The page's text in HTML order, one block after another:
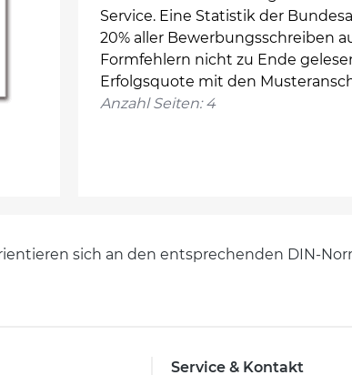
Service. Eine Statistik der
20% aller Bewerbungsschreiben
Formfehlern nicht zu Ende
Erfolgsquote mit den
Anzahl Seiten: 4
sich an den entsprechenden DIN-
Service & Kontakt